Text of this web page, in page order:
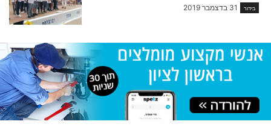
בידור 31 בדצמבר 2019